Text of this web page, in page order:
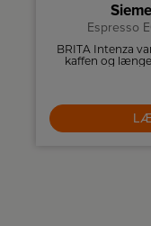
Espresso
BRITA Intenza
kaffen og